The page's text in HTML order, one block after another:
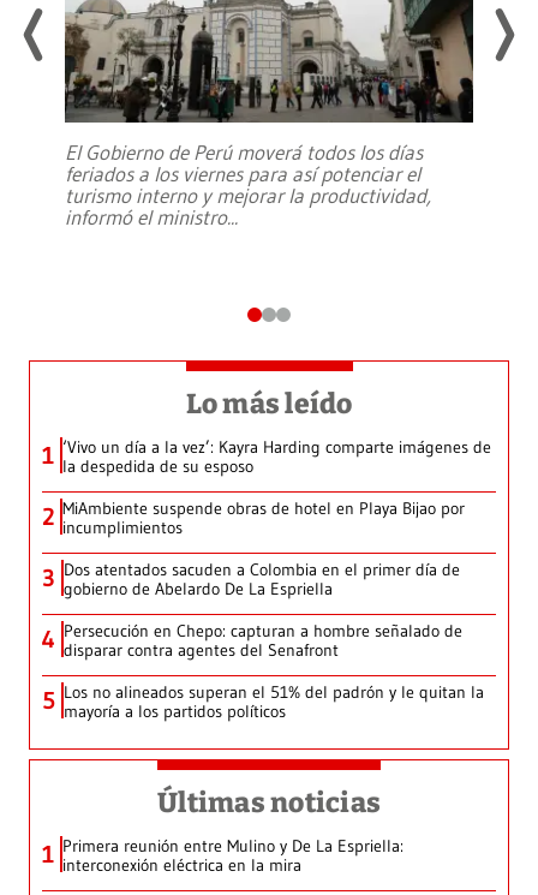
El Gobierno de Perú moverá todos los días
feriados a los viernes para así potenciar el
turismo interno y mejorar la productividad,
informó el ministro...
Lo más leído
1 ‘Vivo un día a la vez’: Kayra Harding comparte imágenes de
la despedida de su esposo
2 MiAmbiente suspende obras de hotel en Playa Bijao por
incumplimientos
3 Dos atentados sacuden a Colombia en el primer día de
gobierno de Abelardo De La Espriella
4 Persecución en Chepo: capturan a hombre señalado de
disparar contra agentes del Senafront
5 Los no alineados superan el 51% del padrón y le quitan la
mayoría a los partidos políticos
Últimas noticias
1 Primera reunión entre Mulino y De La Espriella:
interconexión eléctrica en la mira